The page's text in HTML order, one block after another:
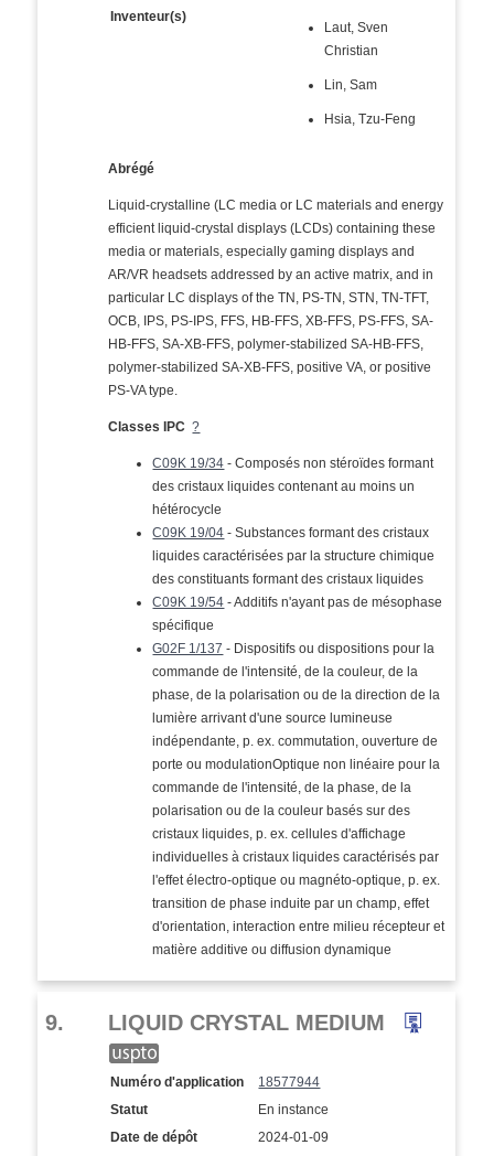
Inventeur(s)
Laut, Sven
Christian
Lin, Sam
Hsia, Tzu-Feng
Abrégé
Liquid-crystalline (LC media or LC materials and energy
efficient liquid-crystal displays (LCDs) containing these
media or materials, especially gaming displays and
AR/VR headsets addressed by an active matrix, and in
particular LC displays of the TN, PS-TN, STN, TN-TFT,
OCB, IPS, PS-IPS, FFS, HB-FFS, XB-FFS, PS-FFS, SA-
HB-FFS, SA-XB-FFS, polymer-stabilized SA-HB-FFS,
polymer-stabilized SA-XB-FFS, positive VA, or positive
PS-VA type.
Classes IPC ?
C09K 19/34 - Composés non stéroïdes formant
des cristaux liquides contenant au moins un
hétérocycle
C09K 19/04 - Substances formant des cristaux
liquides caractérisées par la structure chimique
des constituants formant des cristaux liquides
C09K 19/54 - Additifs n'ayant pas de mésophase
spécifique
G02F 1/137 - Dispositifs ou dispositions pour la
commande de l'intensité, de la couleur, de la
phase, de la polarisation ou de la direction de la
lumière arrivant d'une source lumineuse
indépendante, p. ex. commutation, ouverture de
porte ou modulationOptique non linéaire pour la
commande de l'intensité, de la phase, de la
polarisation ou de la couleur basés sur des
cristaux liquides, p. ex. cellules d'affichage
individuelles à cristaux liquides caractérisés par
l'effet électro-optique ou magnéto-optique, p. ex.
transition de phase induite par un champ, effet
d'orientation, interaction entre milieu récepteur et
matière additive ou diffusion dynamique
9. LIQUID CRYSTAL MEDIUM
Numéro d'application
18577944
Statut
En instance
Date de dépôt
2024-01-09